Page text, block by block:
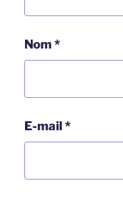
Nom*
E-mail*